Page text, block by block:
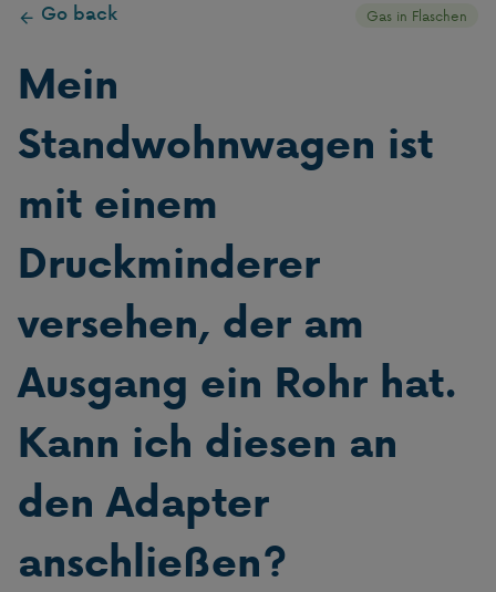
Go back Gas in Flaschen
Mein
Standwohnwagen ist
mit einem
Druckminderer
versehen, der am
Ausgang ein Rohr hat.
Kann ich diesen an
den Adapter
anschließen?